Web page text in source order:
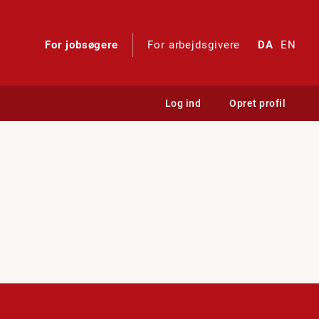
For jobsøgere For arbejdsgivere DA EN
Log ind Opret profil